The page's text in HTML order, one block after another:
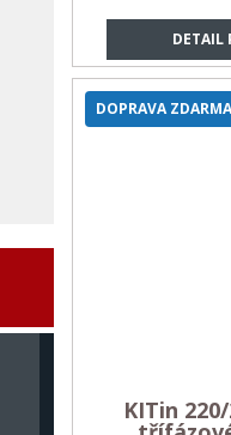
DETAIL
KITin
DOPRAVA ZDARMA